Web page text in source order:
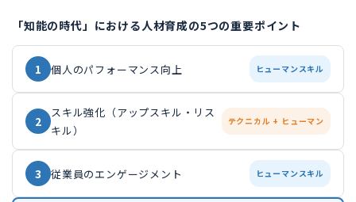
「知能の時代」における人材育成の5つの重要ポイント
1 個人のパフォーマンス向上 ヒューマンスキル
2
スキル強化（アップスキル・リス
キル）
テクニカル + ヒューマン
3 従業員のエンゲージメント ヒューマンスキル